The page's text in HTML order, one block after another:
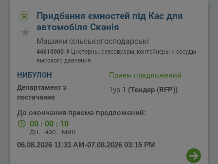
Придбання ємностей під Кас для
автомобіля Сканія
Машини сільськогосподарські
44610000-9 Цистерны, резервуары, контейнеры и сосуды
высокого давления
НИБУЛОН
Департамент з
постачання
Прием предложений
Тур 1 (Тендер (RFP))
До окончания приема предложений:
00 : 00 : 10
дн. час. мин.
06.08.2026 11:31 AM-07.08.2026 03:15 PM